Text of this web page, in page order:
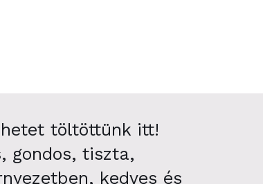
töltöttünk itt!
gondos, tiszta,
kedves és